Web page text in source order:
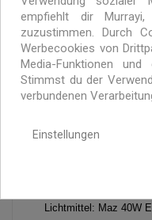
handbemalt eignet
Spezifikationen
Abmaße: 7 cm x 10 cm
Lichtmittel: Maz 40W
empfiehlt dir
zuzustimmen. Durch
Werbecookies von
Media-Funktionen und
Stimmst du der
verbundenen
Einstellungen